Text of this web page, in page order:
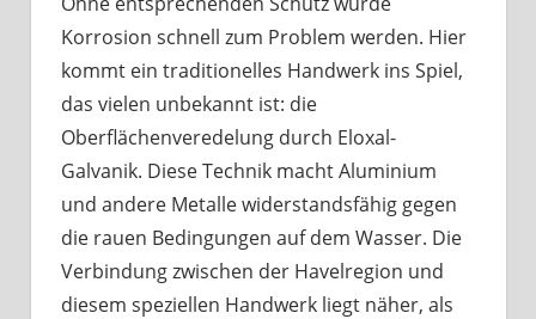
Korrosion schnell zum Problem werden. Hier
kommt ein traditionelles Handwerk ins Spiel,
das vielen unbekannt ist: die
Oberflächenveredelung durch Eloxal-
Galvanik. Diese Technik macht Aluminium
und andere Metalle widerstandsfähig gegen
die rauen Bedingungen auf dem Wasser. Die
Verbindung zwischen der Havelregion und
diesem speziellen Handwerk liegt näher, als